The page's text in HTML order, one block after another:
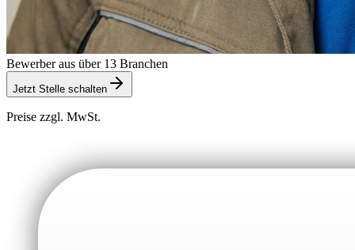
Bewerber aus über 13 Branchen
Jetzt Stelle schalten
Preise zzgl. MwSt.